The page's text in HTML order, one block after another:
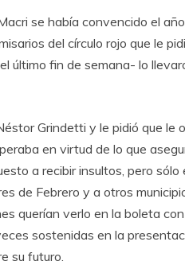
se había convencido el
del círculo rojo que le
último fin de semana- lo
Grindetti y le pidió que le
en virtud de lo que
a recibir insultos, pero
de Febrero y a otros
querían verlo en la boleta
sostenidas en la
su futuro.